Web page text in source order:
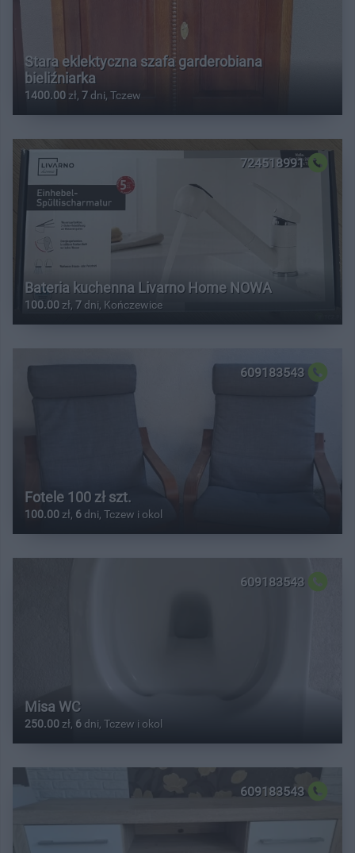
Stara eklektyczna szafa garderobiana
bieliźniarka
1400.00 zł, 7 dni, Tczew
724518991
Bateria kuchenna Livarno Home NOWA
100.00 zł, 7 dni, Kończewice
609183543
Fotele 100 zł szt.
100.00 zł, 6 dni, Tczew i okol
609183543
Misa WC
250.00 zł, 6 dni, Tczew i okol
609183543